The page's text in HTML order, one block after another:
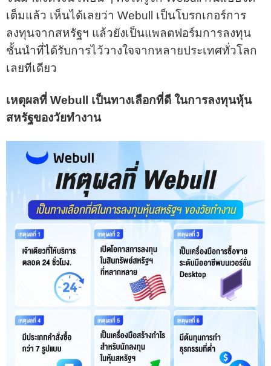
เต็มแล้ว เห็นได้เลยว่า Webull เป็นโบรกเกอร์การ
ลงทุนจากสหรัฐฯ แล้วยังเป็นแพลตฟอร์มการลงทุน
ชั้นนำที่ได้รับการไว้วางใจจากหลายประเทศทั่วโลก
เลยทีเดียว
เหตุผลที่ Webull เป็นทางเลือกที่ดี ในการลงทุนหุ้น
สหรัฐของวัยทำงาน